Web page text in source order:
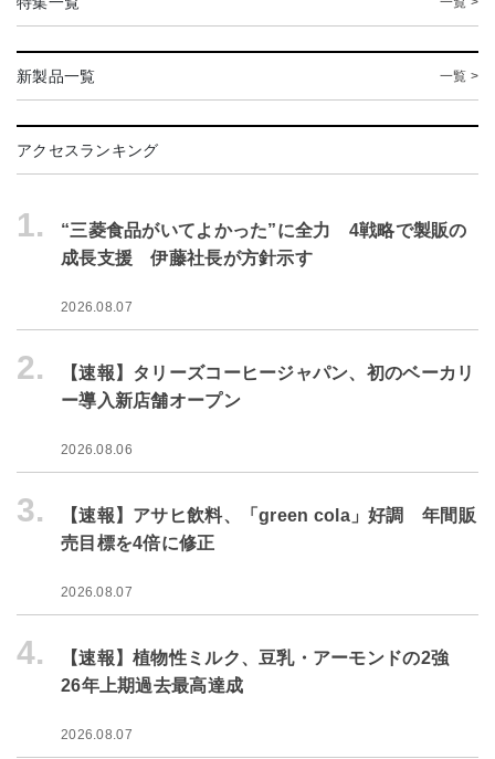
新製品一覧 一覧 >
アクセスランキング
1.
“三菱食品がいてよかった”に全力 4戦略で製販の
成長支援 伊藤社長が方針示す
2026.08.07
2.
【速報】タリーズコーヒージャパン、初のベーカリ
ー導入新店舗オープン
2026.08.06
3.
【速報】アサヒ飲料、「green cola」好調 年間販
売目標を4倍に修正
2026.08.07
4.
【速報】植物性ミルク、豆乳・アーモンドの2強
26年上期過去最高達成
2026.08.07